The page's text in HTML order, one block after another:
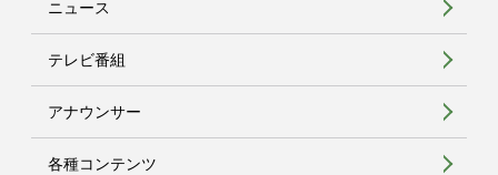
ニュース
テレビ番組
アナウンサー
各種コンテンツ